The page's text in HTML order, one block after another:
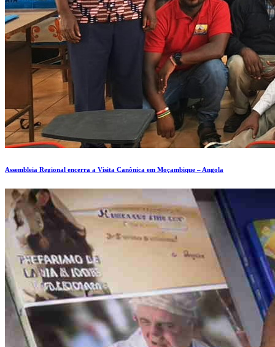
Assembleia Regional encerra a Visita Canônica em Moçambique – Angola